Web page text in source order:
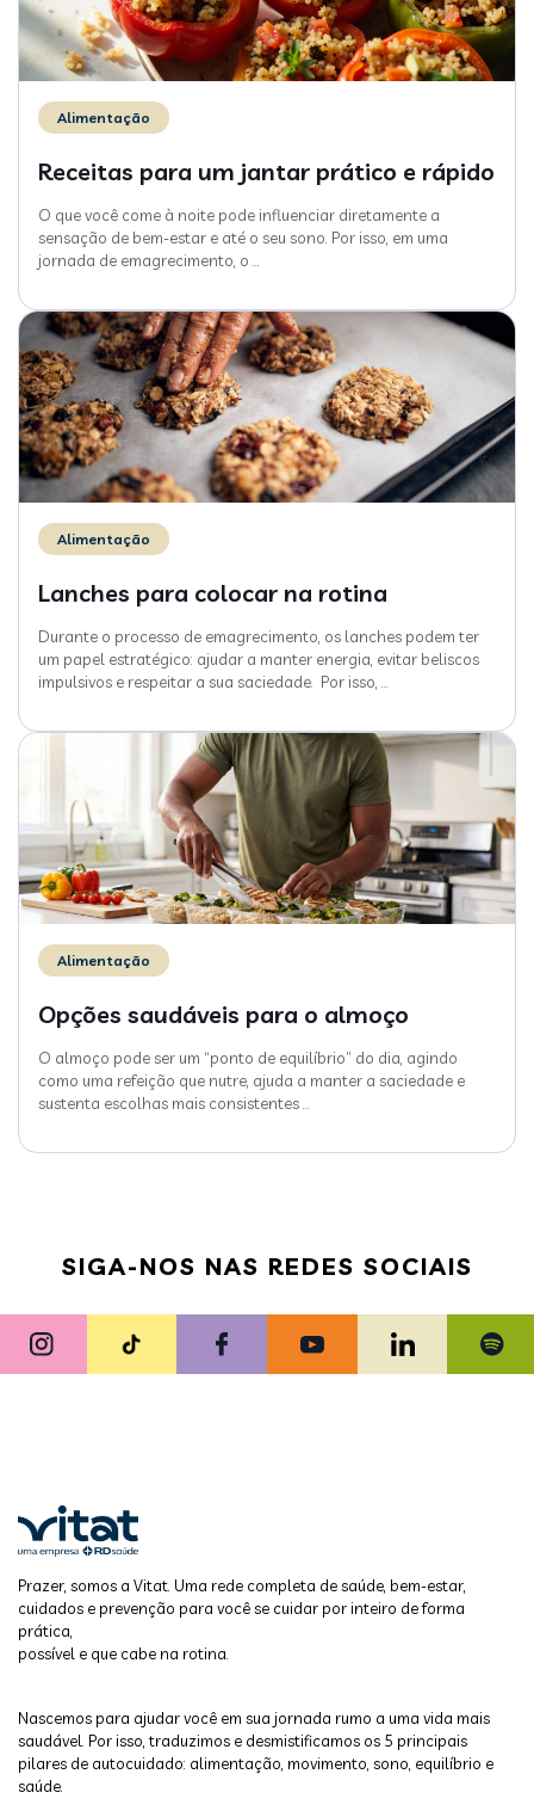
Alimentação
Receitas para um jantar prático e rápido
O que você come à noite pode influenciar diretamente a
sensação de bem-estar e até o seu sono. Por isso, em uma
jornada de emagrecimento, o
Alimentação
Lanches para colocar na rotina
Durante o processo de emagrecimento, os lanches podem ter
um papel estratégico: ajudar a manter energia, evitar beliscos
impulsivos e respeitar a sua saciedade. Por isso,
Alimentação
Opções saudáveis para o almoço
O almoço pode ser um “ponto de equilíbrio” do dia, agindo
como uma refeição que nutre, ajuda a manter a saciedade e
sustenta escolhas mais consistentes
SIGA-NOS NAS REDES SOCIAIS
Prazer, somos a Vitat. Uma rede completa de saúde, bem-estar,
cuidados e prevenção para você se cuidar por inteiro de forma
prática,
possível e que cabe na rotina.
Nascemos para ajudar você em sua jornada rumo a uma vida mais
saudável. Por isso, traduzimos e desmistificamos os 5 principais
pilares de autocuidado: alimentação, movimento, sono, equilíbrio e
saúde.